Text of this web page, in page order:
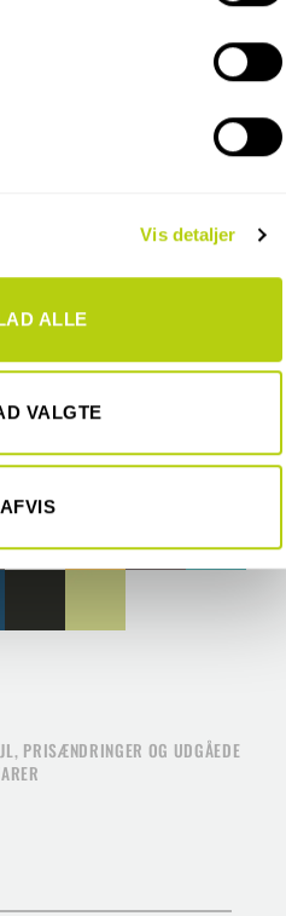
for få meter
baseret på en scanning af
medier og til at analysere
Vores partnere
fra din brug af deres
Vis detaljer
ALLE
VALGTE
AFVIS
PRISÆNDRINGER OG UDGÅEDE